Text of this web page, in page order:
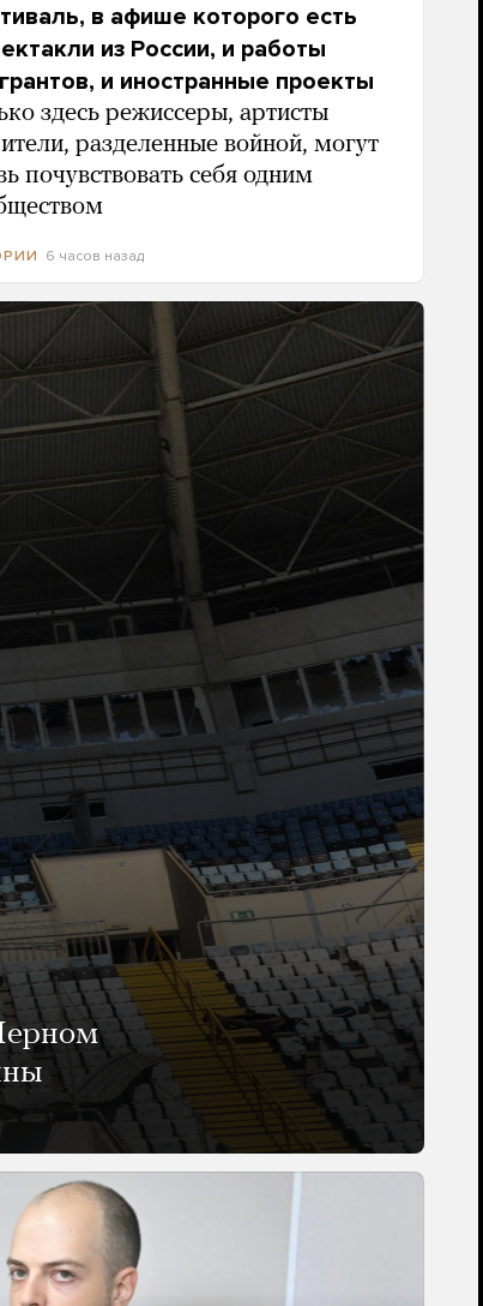
в афише которого есть
из России, и работы
и иностранные проекты
здесь режиссеры, артисты
разделенные войной, могут
почувствовать себя одним
6 часов назад